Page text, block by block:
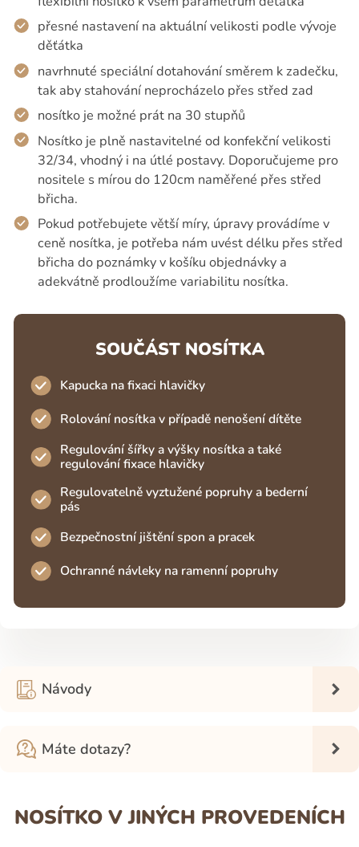
přesné nastavení na aktuální velikosti podle vývoje
děťátka
navrhnuté speciální dotahování směrem k zadečku,
tak aby stahování neprocházelo přes střed zad
nosítko je možné prát na 30 stupňů
Nosítko je plně nastavitelné od konfekční velikosti
32/34, vhodný i na útlé postavy. Doporučujeme pro
nositele s mírou do 120cm naměřené přes střed
břicha.
Pokud potřebujete větší míry, úpravy provádíme v
ceně nosítka, je potřeba nám uvést délku přes střed
břicha do poznámky v košíku objednávky a
adekvátně prodloužíme variabilitu nosítka.
SOUČÁST NOSÍTKA
Kapucka na fixaci hlavičky
Rolování nosítka v případě nenošení dítěte
Regulování šířky a výšky nosítka a také
regulování fixace hlavičky
Regulovatelně vyztužené popruhy a bederní
pás
Bezpečnostní jištění spon a pracek
Ochranné návleky na ramenní popruhy
Návody
Máte dotazy?
NOSÍTKO V JINÝCH PROVEDENÍCH